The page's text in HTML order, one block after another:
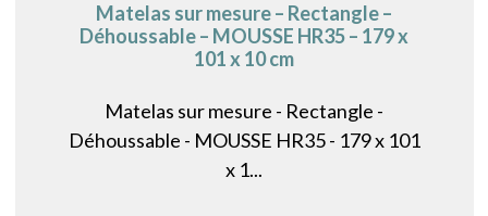
Matelas sur mesure – Rectangle –
Déhoussable – MOUSSE HR35 – 179 x
101 x 10 cm
Matelas sur mesure - Rectangle -
Déhoussable - MOUSSE HR35 - 179 x 101
x 1...